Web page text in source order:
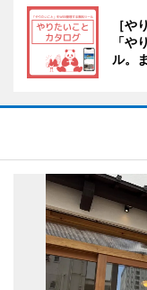
［や
「や
ル。